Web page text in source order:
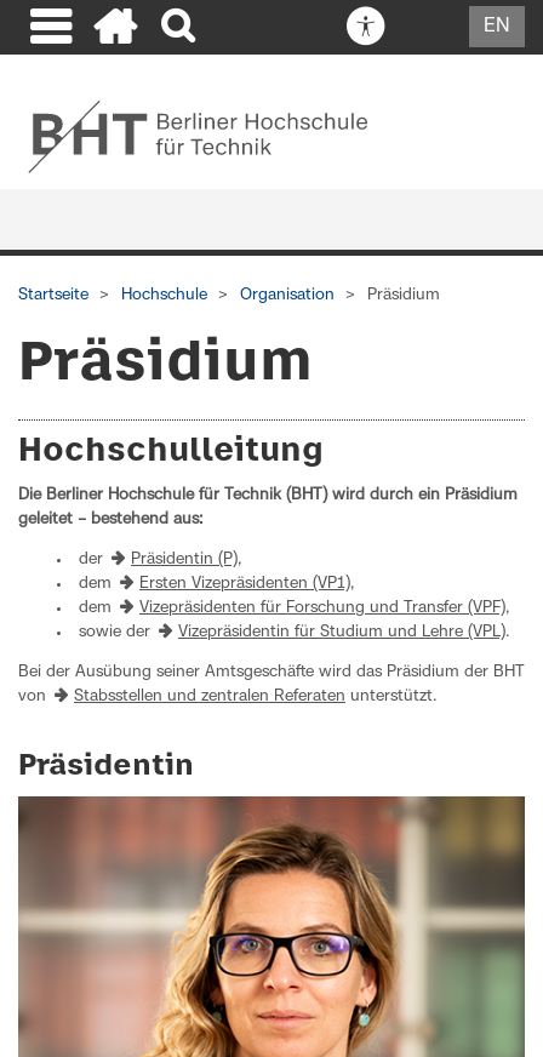
EN
Startseite Hochschule Organisation Präsidium
Präsidium
Hochschulleitung
Die Berliner Hochschule für Technik (BHT) wird durch ein Präsidium
geleitet – bestehend aus:
der Präsidentin (P),
dem
Ersten Vizepräsidenten (VP1),
dem
Vizepräsidenten für Forschung und Transfer (VPF),
sowie der
Vizepräsidentin für Studium und Lehre (VPL).
Bei der Ausübung seiner Amtsgeschäfte wird das Präsidium der BHT
von
Stabsstellen und zentralen Referaten unterstützt.
Präsidentin